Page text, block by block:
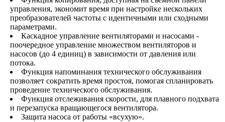
управления, экономит время при настройке нескольких
преобразователей частоты с идентичными или сходными
параметрами.
Каскадное управление вентиляторами и насосами -
поочередное управление множеством вентиляторов и
насосов (до 4 единиц) в зависимости от давления или
потока.
Функция напоминания технического обслуживания
позволяет сократить время простоя, помогая спланировать
проведение технического обслуживания.
Функция отслеживания скорости, для плавного подхвата
и перезапуска вращающегося вентилятора.
Защита насоса от работы «всухую».